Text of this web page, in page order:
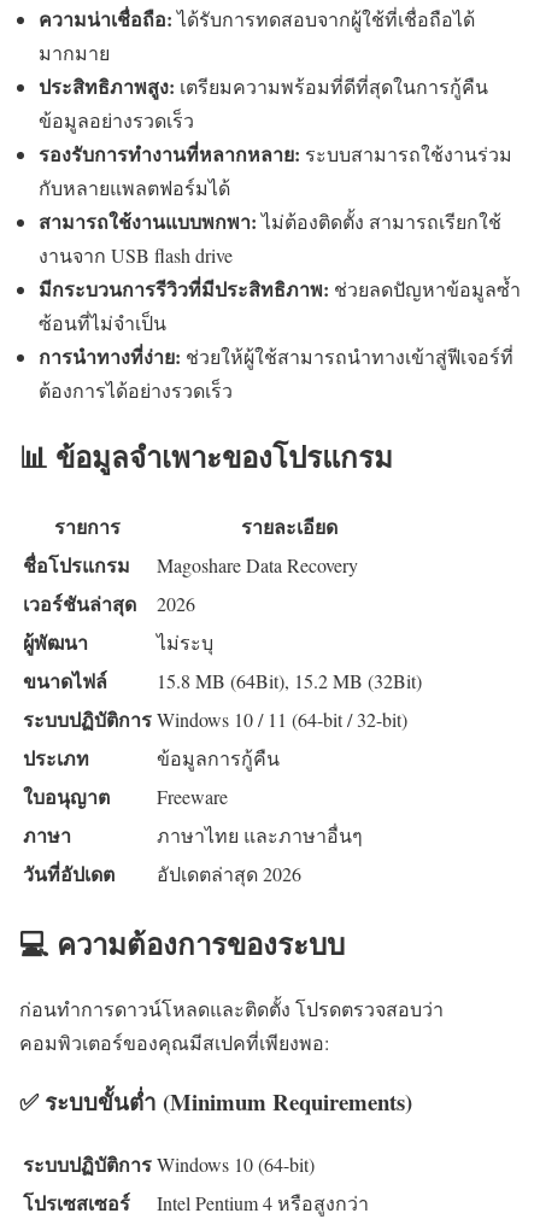
ความน่าเชื่อถือ:ได้รับการทดสอบจากผู้ใช้ที่เชื่อถือได้
มากมาย
ประสิทธิภาพสูง: เตรียมความพร้อมที่ดีที่สุดในการกู้คืน
ข้อมูลอย่างรวดเร็ว
รองรับการทำงานที่หลากหลาย: ระบบสามารถใช้งานร่วม
กับหลายแพลตฟอร์มได้
สามารถใช้งานแบบพกพา:ไม่ต้องติดตั้ง สามารถเรียกใช้
งานจาก USB flash drive
มีกระบวนการรีวิวที่มีประสิทธิภาพ: ช่วยลดปัญหาข้อมูลซ้ำ
ซ้อนที่ไม่จำเป็น
การนำทางที่ง่าย: ช่วยให้ผู้ใช้สามารถนำทางเข้าสู่ฟีเจอร์ที่
ต้องการได้อย่างรวดเร็ว
📊 ข้อมูลจำเพาะของโปรแกรม
รายการ
รายละเอียด
ชื่อโปรแกรม
Magoshare Data Recovery
เวอร์ชันล่าสุด 2026
ผู้พัฒนา ไม่ระบุ
ขนาดไฟล์ 15.8 MB (64Bit), 15.2 MB (32Bit)
ระบบปฏิบัติการWindows 10 / 11 (64-bit / 32-bit)
ประเภท ข้อมูลการกู้คืน
ใบอนุญาต Freeware
ภาษา ภาษาไทย และภาษาอื่นๆ
วันที่อัปเดต อัปเดตล่าสุด 2026
💻 ความต้องการของระบบ
ก่อนทำการดาวน์โหลดและติดตั้ง โปรดตรวจสอบว่า
คอมพิวเตอร์ของคุณมีสเปคที่เพียงพอ:
✅ ระบบขั้นต่ำ (Minimum Requirements)
ระบบปฏิบัติการWindows 10 (64-bit)
โปรเซสเซอร์ Intel Pentium 4 หรือสูงกว่า